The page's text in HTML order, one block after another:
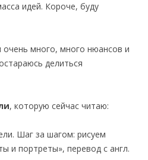
идей. Короче, буду
много, много нюансов и
делиться
, которую сейчас читаю:
Шаг за шагом: рисуем
и портреты», перевод с англ.